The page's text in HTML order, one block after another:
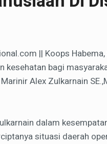
|| Koops
kesehatan bagi
Alex Zulkarnain
dalam
situasi daerah